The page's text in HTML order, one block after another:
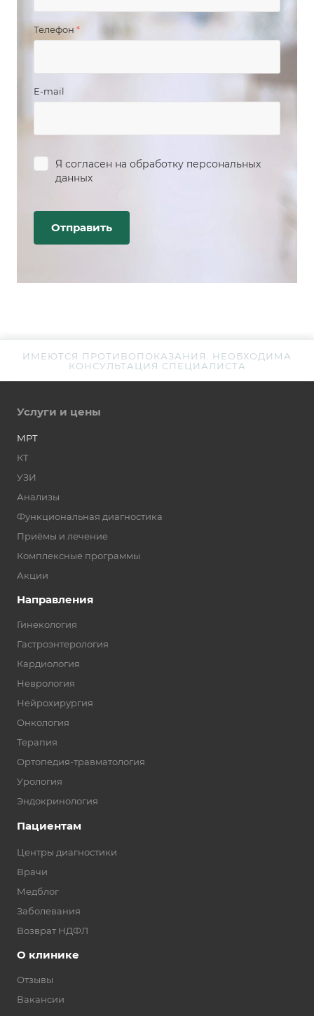
Телефон *
E-mail
Я согласен на обработку персональных
данных
ИМЕЮТСЯ ПРОТИВОПОКАЗАНИЯ. НЕОБХОДИМА
КОНСУЛЬТАЦИЯ СПЕЦИАЛИСТА
Услуги и цены
МРТ
КТ
УЗИ
Анализы
Функциональная диагностика
Приёмы и лечение
Комплексные программы
Акции
Направления
Гинекология
Гастроэнтерология
Кардиология
Неврология
Нейрохирургия
Онкология
Терапия
Ортопедия-травматология
Урология
Эндокринология
Пациентам
Центры диагностики
Врачи
Медблог
Заболевания
Возврат НДФЛ
О клинике
Отзывы
Вакансии